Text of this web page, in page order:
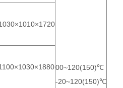
00~120(150)℃
-20~120(150)℃